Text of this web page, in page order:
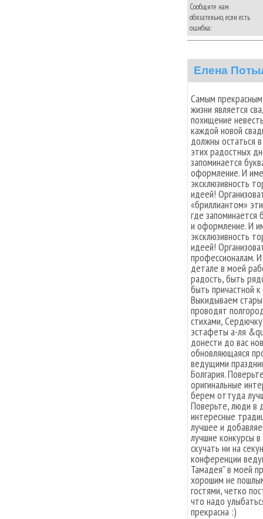
Сообщите нам
обязательно, если есть
ошибка:
Елена
Самым
жизни является
похищение
каждой новой
должны остаться
этих радостных
запоминается
оформление. И
эксклюзивность
идеей!
«бриллиантом»
где запоминается
и оформление. И
эксклюзивность
идеей!
профессионалам.
детале в моей
радость, быть
быть причастной
Выкидываем
проводят
стихами,
эстафеты а-ля
донести до вас
обновляющаяся
ведущими
Болгария.
оригинальные
берем оттуда
Поверьте, люди в
интересные
лучшее и
лучшие конкурсы
скучать ни на
конференции
Тамадея” в моей
хорошим не
гостями, четко
что надо
прекрасна :)